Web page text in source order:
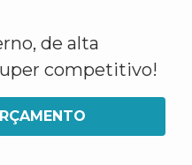
de alta
competitivo!